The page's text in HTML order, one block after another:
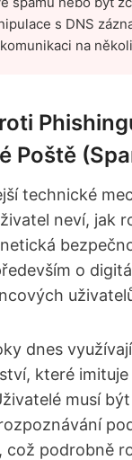
s DNS
na
Poště
technické
neví, jak
o
dnes
které imituje
musí
což podrobně